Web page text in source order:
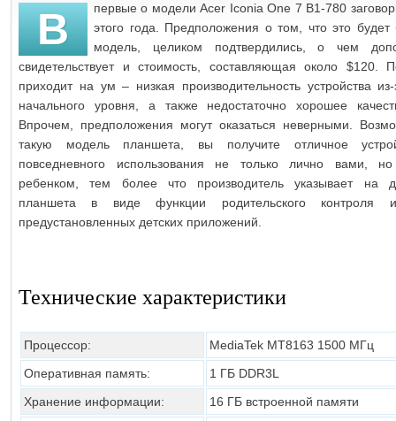
В
первые о модели Acer Iconia One 7 B1-780
этого года. Предположения о том, что это будет
модель, целиком подтвердились, о чем
свидетельствует и стоимость, составляющая около $120.
приходит на ум – низкая производительность устройства
начального уровня, а также недостаточно хорошее
Впрочем, предположения могут оказаться неверными.
такую модель планшета, вы получите отличное
повседневного использования не только лично вами,
ребенком, тем более что производитель указывает на
планшета в виде функции родительского контроля
предустановленных детских приложений.
Технические характеристики
Процессор:
MediaTek MT8163 1500 МГц
Оперативная память:
1 ГБ DDR3L
Хранение информации:
16 ГБ встроенной памяти